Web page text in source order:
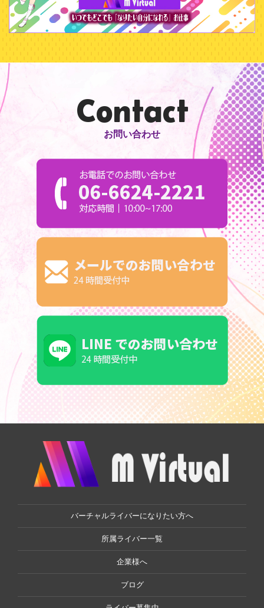
Contact
お問い合わせ
バーチャルライバーになりたい方へ
所属ライバー一覧
企業様へ
ブログ